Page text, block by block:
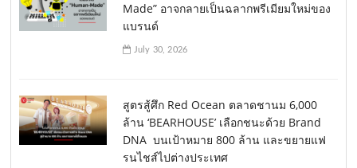
Made” อาจกลายเป็นฉลากพรีเมียมใหม่ของ
แบรนด์
July 30, 2026
สูตรสู้ศึก Red Ocean ตลาดชานม 6,000
ล้าน ‘BEARHOUSE’ เลือกชนะด้วย Brand
DNA บนเป้าหมาย 800 ล้าน และขยายแฟ
รนไชส์ไปต่างประเทศ